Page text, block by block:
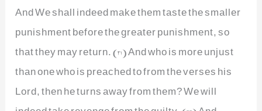
And We shall indeed make them taste the smaller
punishment before the greater punishment, so
that they may return. (21) And who is more unjust
than one who is preached to from the verses his
Lord, then he turns away from them? We will